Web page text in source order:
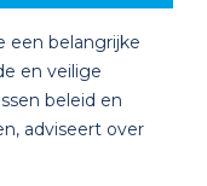
een belangrijke
en veilige
beleid en
adviseert over